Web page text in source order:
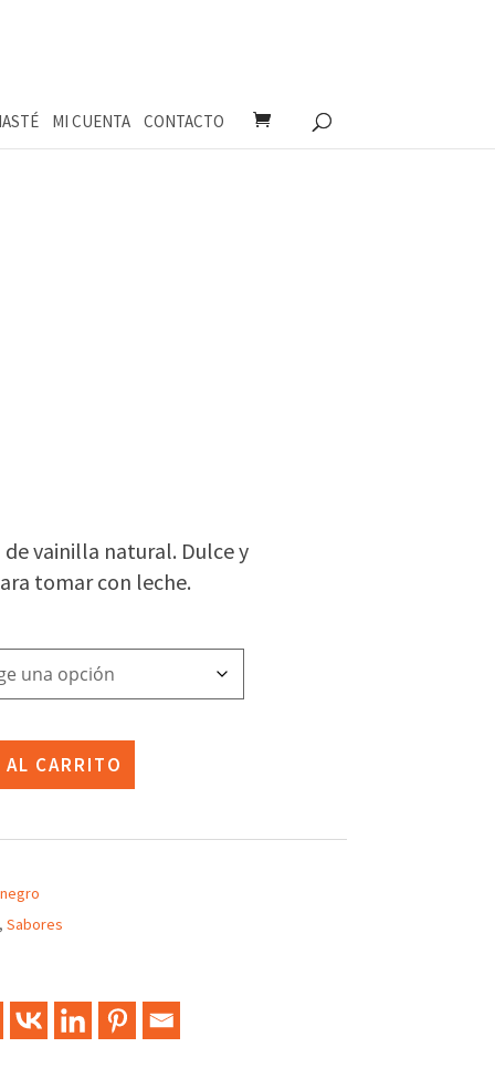
MI CUENTA CONTACTO
vainilla natural. Dulce y
tomar con leche.
AL CARRITO
Sabores